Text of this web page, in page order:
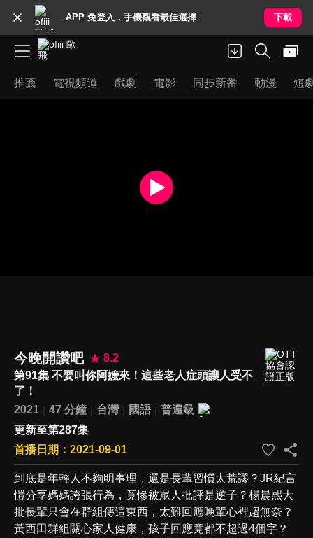
APP 免登入，手機觀看最佳選擇 下載
推薦 電視頻道 戲劇 電影 同步新番 動漫 短
今晚開讚吧
8.2
第91集 不要叫你阿嬤來！這些老人症頭讓人受不
了！
2021
47 分鐘 台灣 國語
普遍級
更新至第287集
首播日期：2021-09-01
到底是年輕人不夠明事理，還是長輩習慣太荒謬？JR紀言
愷分享媽媽誇張行為，竟慘被眾人批評是逆子？楊晨熙大
批長輩只會在群組傳這東西，太難回應晚輩心裡超無奈？
黃西田群組關心家人健康，孩子回應竟都不超過4個字？